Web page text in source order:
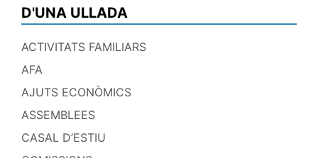
D'UNA ULLADA
ACTIVITATS FAMILIARS
AFA
AJUTS ECONÒMICS
ASSEMBLEES
CASAL D’ESTIU